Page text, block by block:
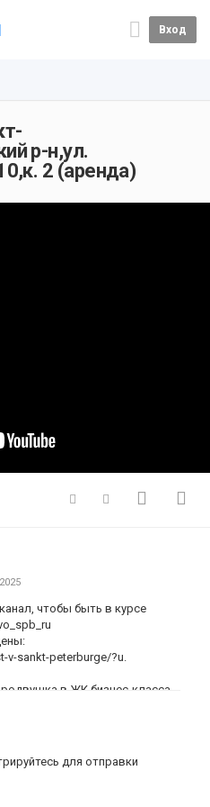
Вход
р-н,ул.
2 (аренда)
чтобы быть в курсе
v-sankt-peterburge/?u.
в ЖК бизнес-класса
уютная евродвушка на
жилом комплексе бизнес-
для отправки